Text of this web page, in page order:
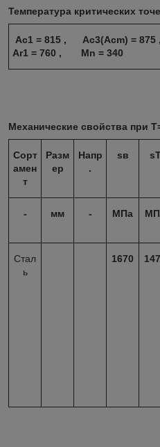
Температура критических
Ac1 = 815 , Ac3(Acm) =
Ar1 = 760 , Mn = 340
Механические свойства при
Сорт
амен
т
Разм
ер
Напр
.
sв s
- мм - МПа
Стал
ь
1670